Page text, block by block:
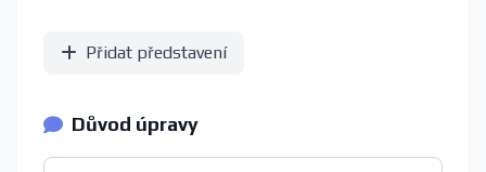
Přidat představení
Důvod úpravy